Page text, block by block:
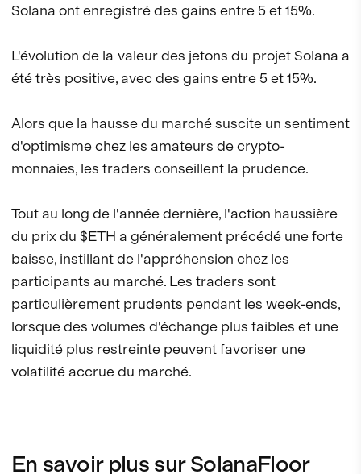
Solana ont enregistré des gains entre 5 et 15%.
L'évolution de la valeur des jetons du projet Solana a
été très positive, avec des gains entre 5 et 15%.
Alors que la hausse du marché suscite un sentiment
d'optimisme chez les amateurs de crypto-
monnaies, les traders conseillent la prudence.
Tout au long de l'année dernière, l'action haussière
du prix du $ETH a généralement précédé une forte
baisse, instillant de l'appréhension chez les
participants au marché. Les traders sont
particulièrement prudents pendant les week-ends,
lorsque des volumes d'échange plus faibles et une
liquidité plus restreinte peuvent favoriser une
volatilité accrue du marché.
En savoir plus sur SolanaFloor